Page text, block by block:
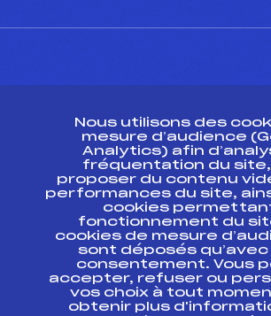
Ressources
Pass’Neige
Projet sportif fédéral
Projet de performance
Antidopage
Pôle Développement,
Scientifique
Listes ministérielles
Nous utilisons des
mesure d’audience
Analytics) afin
fréquentation du site,
proposer du contenu
performances du site,
cookies
fonctionnement du
cookies de mesure
sont déposés
consentement. Vous
accepter, refuser ou
vos choix à tout
obtenir plus